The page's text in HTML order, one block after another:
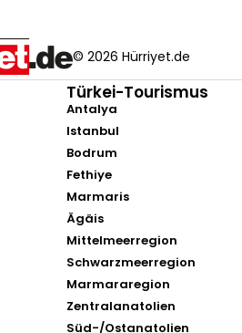
© 2026 Hürriyet.de
Türkei-Tourismus
Antalya
Istanbul
Bodrum
Fethiye
Marmaris
Ägäis
Mittelmeerregion
Schwarzmeerregion
Marmararegion
Zentralanatolien
Süd-/Ostanatolien